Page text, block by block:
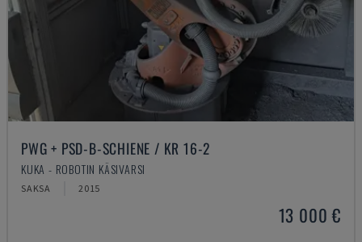
PWG + PSD-B-SCHIENE / KR 16-2
KUKA - ROBOTIN KÄSIVARSI
SAKSA 2015
13 000 €